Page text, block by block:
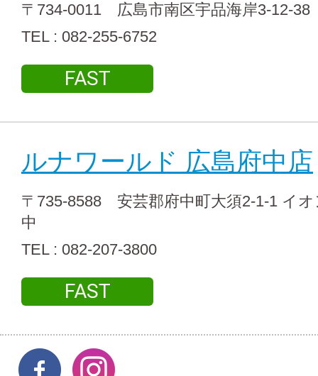
〒734-0011 広島市南区宇品海岸3-12-38
TEL : 082-255-6752
FAST
ルナワールド 広島府中店
〒735-8588 安芸郡府中町大須2-1-1 イ
中
TEL : 082-207-3800
FAST